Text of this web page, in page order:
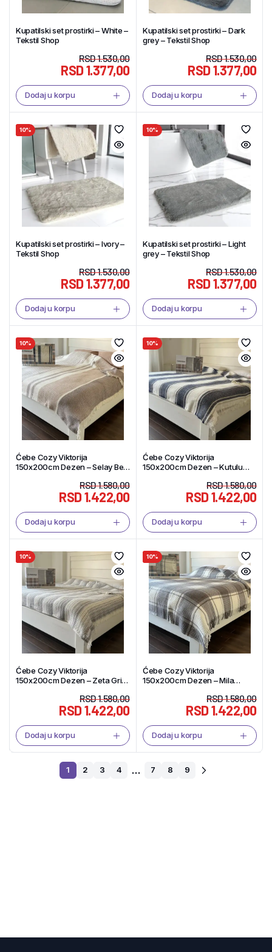
Kupatilski set prostirki – White –
Tekstil Shop
RSD1.530,00
RSD1.377,00
Dodaj u korpu
Kupatilski set prostirki – Dark
grey – Tekstil Shop
RSD1.530,00
RSD1.377,00
Dodaj u korpu
10%
Kupatilski set prostirki – Ivory –
Tekstil Shop
RSD1.530,00
RSD1.377,00
Dodaj u korpu
10%
Kupatilski set prostirki – Light
grey – Tekstil Shop
RSD1.530,00
RSD1.377,00
Dodaj u korpu
10%
Ćebe Cozy Viktorija
150x200cm Dezen – Selay Bej
RSD1.580,00
RSD1.422,00
Dodaj u korpu
10%
Ćebe Cozy Viktorija
150x200cm Dezen – Kutulu
RSD1.580,00
RSD1.422,00
Dodaj u korpu
10%
Ćebe Cozy Viktorija
150x200cm Dezen – Zeta Gri
RSD1.580,00
RSD1.422,00
Dodaj u korpu
10%
Ćebe Cozy Viktorija
150x200cm Dezen – Mila
RSD1.580,00
RSD1.422,00
Dodaj u korpu
1 2 3 4 … 7 8 9